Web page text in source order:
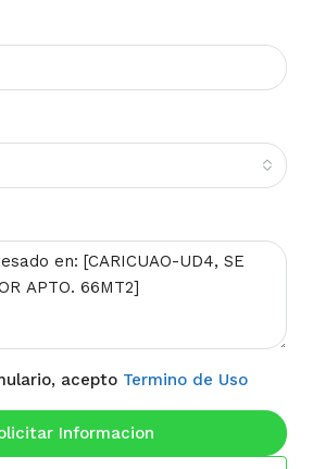
acepto Termino de Uso
Informacion